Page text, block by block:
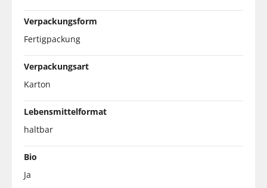
Verpackungsform
Fertigpackung
Verpackungsart
Karton
Lebensmittelformat
haltbar
Bio
Ja